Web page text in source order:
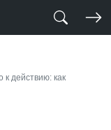
к действию: как